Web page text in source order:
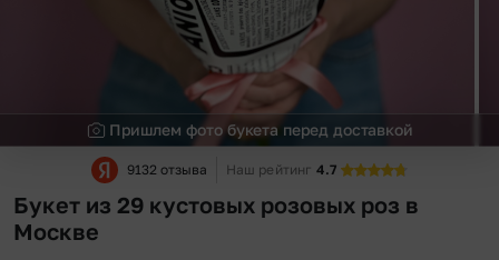
Пришлем фото букета перед доставкой
9132 отзыва Наш рейтинг 4.7
Букет из 29 кустовых розовых роз в
Москве